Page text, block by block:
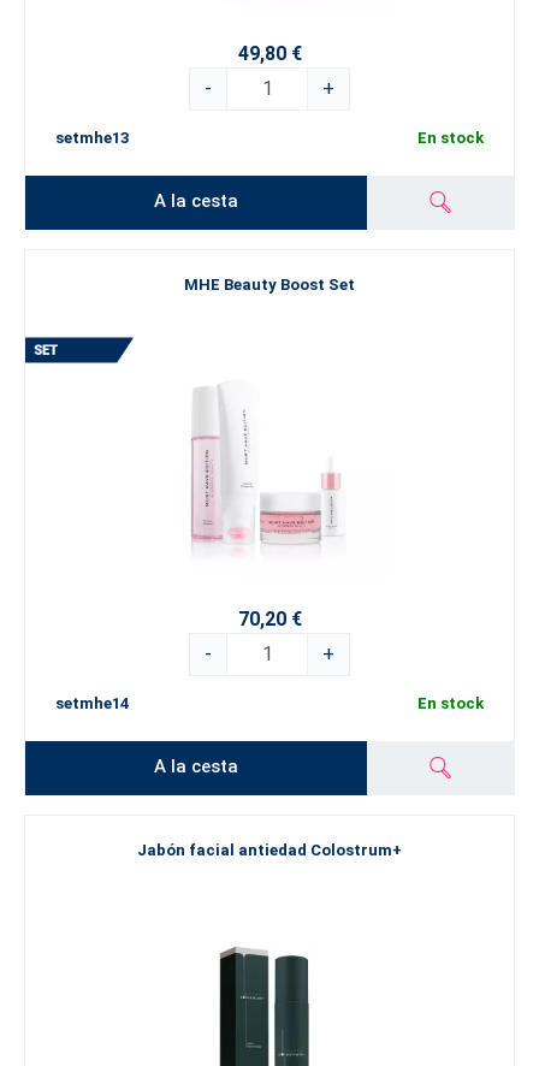
49,80 €
-
+
setmhe13 En stock
A la cesta
MHE Beauty Boost Set
70,20 €
-
+
setmhe14 En stock
A la cesta
Jabón facial antiedad Colostrum+